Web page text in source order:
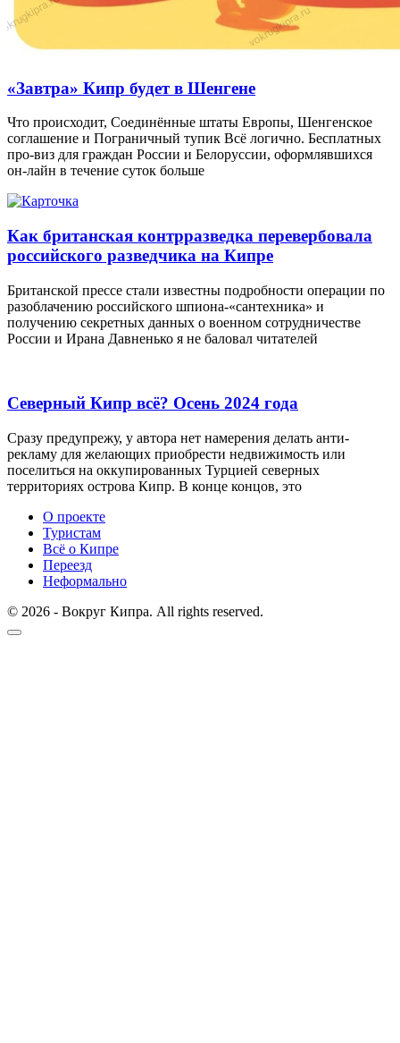
«Завтра» Кипр будет в Шенгене
Что происходит, Соединённые штаты Европы, Шенгенское
соглашение и Пограничный тупик Всё логично. Бесплатных
про-виз для граждан России и Белоруссии, оформлявшихся
он-лайн в течение суток больше
Как британская контрразведка перевербовала
российского разведчика на Кипре
Британской прессе стали известны подробности операции по
разоблачению российского шпиона-«сантехника» и
получению секретных данных о военном сотрудничестве
России и Ирана Давненько я не баловал читателей
Северный Кипр всё? Осень 2024 года
Сразу предупрежу, у автора нет намерения делать анти-
рекламу для желающих приобрести недвижимость или
поселиться на оккупированных Турцией северных
территориях острова Кипр. В конце концов, это
О проекте
Туристам
Всё о Кипре
Переезд
Неформально
© 2026 - Вокруг Кипра. All rights reserved.